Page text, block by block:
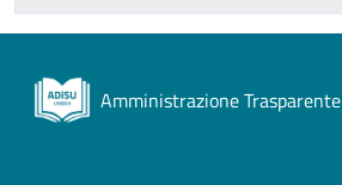
Amministrazione Trasparente